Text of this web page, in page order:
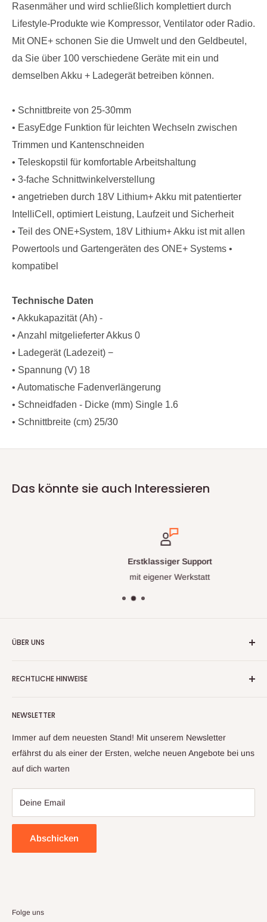
Rasenmäher und wird schließlich komplettiert durch
Lifestyle-Produkte wie Kompressor, Ventilator oder Radio.
Mit ONE+ schonen Sie die Umwelt und den Geldbeutel,
da Sie über 100 verschiedene Geräte mit ein und
demselben Akku + Ladegerät betreiben können.
• Schnittbreite von 25-30mm
• EasyEdge Funktion für leichten Wechseln zwischen
Trimmen und Kantenschneiden
• Teleskopstil für komfortable Arbeitshaltung
• 3-fache Schnittwinkelverstellung
• angetrieben durch 18V Lithium+ Akku mit patentierter
IntelliCell, optimiert Leistung, Laufzeit und Sicherheit
• Teil des ONE+System, 18V Lithium+ Akku ist mit allen
Powertools und Gartengeräten des ONE+ Systems •
kompatibel
Technische Daten
• Akkukapazität (Ah) -
• Anzahl mitgelieferter Akkus 0
• Ladegerät (Ladezeit) −
• Spannung (V) 18
• Automatische Fadenverlängerung
• Schneidfaden - Dicke (mm) Single 1.6
• Schnittbreite (cm) 25/30
Das könnte sie auch Interessieren
Erstklassiger Support
mit eigener Werkstatt
ÜBER UNS
Lieferantennetzwerk, können wir ihnen ein großes Sortiment
an Artikeln anbieten. Sollte sich trotz sorgfältiger Prüfung mal
ein Artikel zu ihnen auf den Weg gemacht haben, welcher
nicht ihren Erwartungen entspricht, kontaktieren sie uns bitte
RECHTLICHE HINWEISE
Impressum
Datenschutzerklärung
Widerrufsbelehrung & Widerrufsformula
Allgemeine Geschäftsbedingungen
NEWSLETTER
Immer auf dem neuesten Stand! Mit unserem Newsletter
erfährst du als einer der Ersten, welche neuen Angebote bei uns
auf dich warten
Deine Email
Abschicken
Folge uns